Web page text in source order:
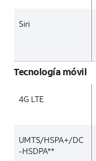
Siri
Tecnología móvil
4G LTE
UMTS/HSPA+/DC
-HSDPA**